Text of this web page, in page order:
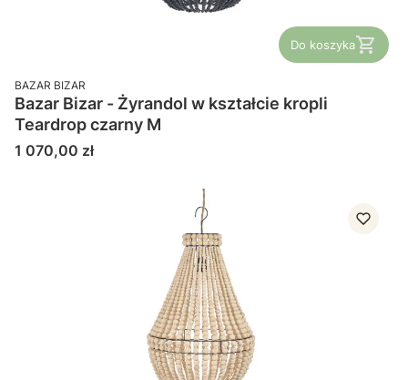
Do koszyka
PRODUCENT
BAZAR BIZAR
Bazar Bizar - Żyrandol w kształcie kropli
Teardrop czarny M
Cena
1 070,00 zł